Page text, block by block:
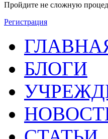
Пройдите не сложную
Регистрация
БЛОГИ